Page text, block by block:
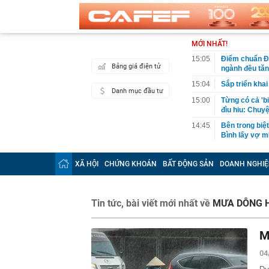
Bảng giá điện tử
Danh mục đầu tư
MỚI NHẤT!
15:05
Điểm chuẩn
ngành đều
15:04
Sắp triển
15:00
Từng có cả
đìu hiu:
14:45
Bên trong
Bình lấy vợ
14:45
Công an có
biết rõ
14:44
Điểm chuẩn
năm sau sự
14:40
Vì sao ì ạch
14:39
Nhà vàng bị
14:30
Pin 9 tiếng,
đối đầu sản
XÃ HỘI CHỨNG KHOÁN BẤT ĐỘNG SẢN DOANH
Tin tức, bài viết mới nhất về MƯA DÔNG